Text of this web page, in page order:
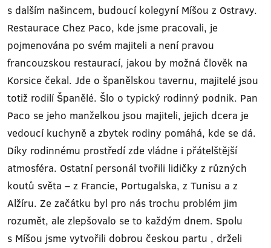
s dalším našincem, budoucí kolegyní Míšou z Ostravy.
Restaurace Chez Paco, kde jsme pracovali, je
pojmenována po svém majiteli a není pravou
francouzskou restaurací, jakou by možná člověk na
Korsice čekal. Jde o španělskou tavernu, majitelé jsou
totiž rodilí Španělé. Šlo o typický rodinný podnik. Pan
Paco se jeho manželkou jsou majiteli, jejich dcera je
vedoucí kuchyně a zbytek rodiny pomáhá, kde se dá.
Díky rodinnému prostředí zde vládne i přátelštější
atmosféra. Ostatní personál tvořili lidičky z různých
koutů světa – z Francie, Portugalska, z Tunisu a z
Alžíru. Ze začátku byl pro nás trochu problém jim
rozumět, ale zlepšovalo se to každým dnem. Spolu
s Míšou jsme vytvořili dobrou českou partu , drželi